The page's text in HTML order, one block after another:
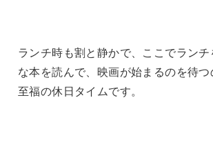
ランチ時も割と静かで、ここでラン
な本を読んで、映画が始まるのを待
至福の休日タイムです。